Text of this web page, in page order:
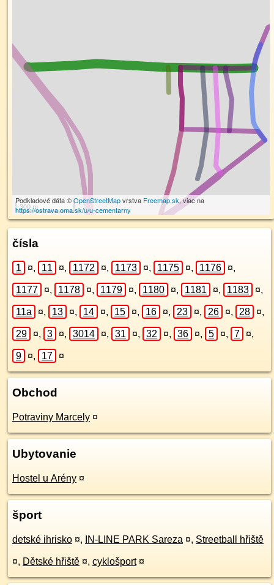
300 m
Podkladové dáta ©OpenStreetMapvrstva Freemap.sk, viac na
https://ostrava.oma.sk/u/u-cementarny
čísla
1 ¤, 11 ¤, 1172 ¤, 1173 ¤, 1175 ¤, 1176 ¤,
1177 ¤, 1178 ¤, 1179 ¤, 1180 ¤, 1181 ¤, 1183 ¤,
11a ¤, 13 ¤, 14 ¤, 15 ¤, 16 ¤, 23 ¤, 26 ¤, 28 ¤,
29 ¤, 3 ¤, 3014 ¤, 31 ¤, 32 ¤, 36 ¤, 5 ¤, 7 ¤,
9 ¤, 17 ¤
Obchod
Potraviny Marcely ¤
Ubytovanie
Hostel u Arény ¤
šport
detské ihrisko ¤, IN-LINE PARK Sareza ¤, Streetball hřiště
¤, Dětské hřiště ¤, cyklošport ¤